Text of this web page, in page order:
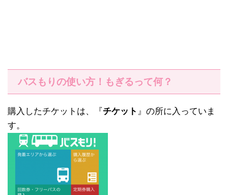
バスもりの使い方！もぎるって何？
購入したチケットは、『チケット 』の所に入っていま
す。